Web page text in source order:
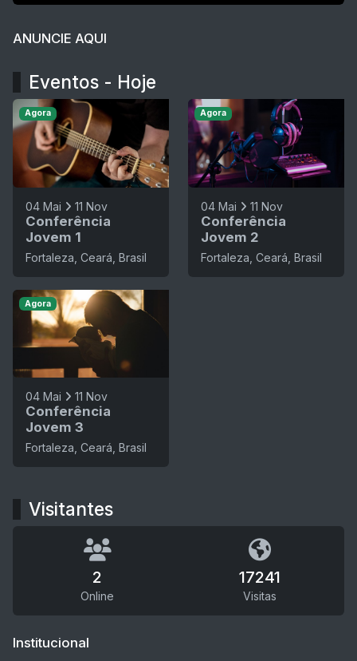
ANUNCIE AQUI
Eventos - Hoje
04 Mai 11 Nov
Conferência
Jovem 1
Fortaleza, Ceará, Brasil
Agora
04 Mai 11 Nov
Conferência
Jovem 2
Fortaleza, Ceará, Brasil
Agora
04 Mai 11 Nov
Conferência
Jovem 3
Fortaleza, Ceará, Brasil
Agora
Visitantes
2
Online
17241
Visitas
Institucional